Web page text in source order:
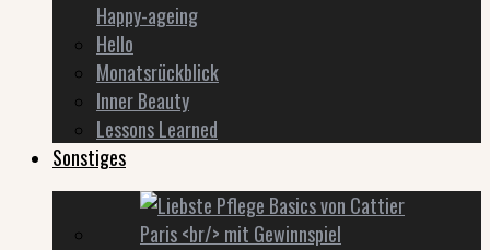
Happy-ageing
Hello
Monatsrückblick
Inner Beauty
Lessons Learned
Sonstiges